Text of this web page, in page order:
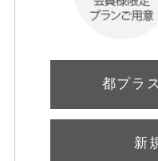
都プラ
新